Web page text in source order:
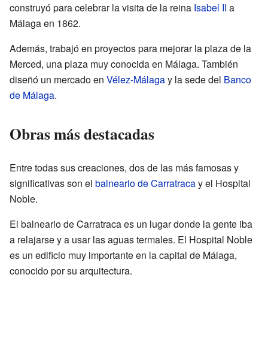
construyó para celebrar la visita de la reina Isabel II a
Málaga en 1862.
Además, trabajó en proyectos para mejorar la plaza de la
Merced, una plaza muy conocida en Málaga. También
diseñó un mercado en Vélez-Málagay la sede del Banco
de Málaga.
Obras más destacadas
Entre todas sus creaciones, dos de las más famosas y
significativas son el balneario de Carratracay el Hospital
Noble.
El balneario de Carratraca es un lugar donde la gente iba
a relajarse y a usar las aguas termales. El Hospital Noble
es un edificio muy importante en la capital de Málaga,
conocido por su arquitectura.